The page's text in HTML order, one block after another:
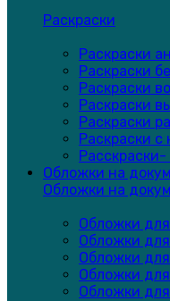
Раскраски
Раскраски
Раскраски
Раскраски
Раскраски
Раскраски
Раскраски с
Обложки на
Обложки на
Обложки
Обложки
Обложки
Обложки
Обложки